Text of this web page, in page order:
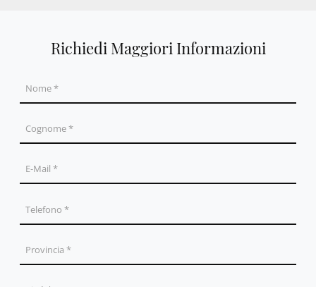
Richiedi Maggiori Informazioni